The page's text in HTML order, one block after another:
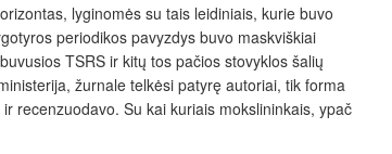
lyginomės su tais leidiniais, kurie buvo
periodikos pavyzdys buvo maskviškiai
TSRS ir kitų tos pačios stovyklos šalių
žurnale telkėsi patyrę autoriai, tik forma
recenzuodavo. Su kai kuriais mokslininkais, ypač